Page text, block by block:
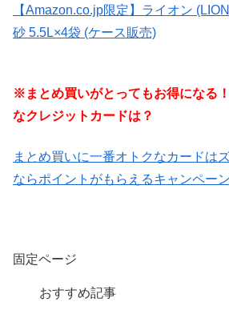
【Amazon.co.jp限定】ライオン
砂 5.5L×4袋 (ケース販売)
※まとめ買いがとってもお得になる
なクレジットカードは？
まとめ買いに一番オトクなカードは
ならポイントがもらえるキャンペー
固定ページ
おすすめ記事